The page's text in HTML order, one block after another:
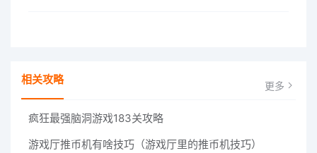
相关攻略 更多
疯狂最强脑洞游戏183关攻略
游戏厅推币机有啥技巧（游戏厅里的推币机技巧）